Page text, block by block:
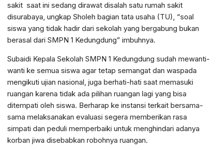
sakit saat ini sedang dirawat disalah satu rumah sakit
disurabaya, ungkap Sholeh bagian tata usaha (TU), “soal
siswa yang tidak hadir dari sekolah yang bergabung bukan
berasal dari SMPN 1 Kedungdung” imbuhnya.
Subaidi Kepala Sekolah SMPN 1 Kedungdung sudah mewanti-
wanti ke semua siswa agar tetap semangat dan waspada
mengikuti ujian nasional, juga berhati-hati saat memasuki
ruangan karena tidak ada pilihan ruangan lagi yang bisa
ditempati oleh siswa. Berharap ke instansi terkait bersama-
sama melaksanakan evaluasi segera memberikan rasa
simpati dan peduli memperbaiki untuk menghindari adanya
korban jiwa disebabkan robohnya ruangan.